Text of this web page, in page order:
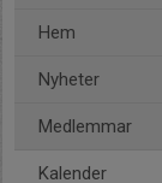
Hem
Nyheter
Medlemmar
Kalender